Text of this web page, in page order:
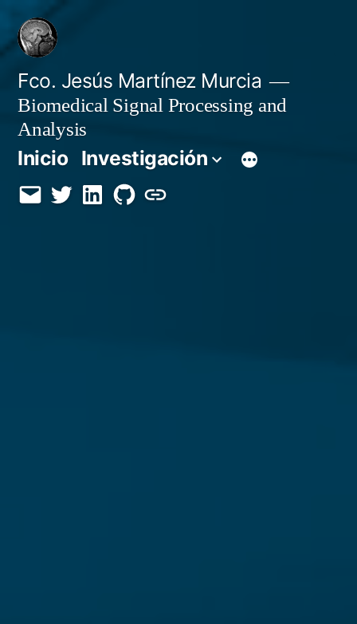
Saltar
al
contenido
Fco. Jesús Martínez Murcia
Biomedical Signal Processing and
Analysis
Inicio Investigación
EmailTwitterLinkedInGitHub
Orcid